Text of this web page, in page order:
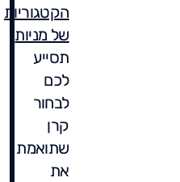
הקטגוריות
של מניות
תסייע
לכם
לבחור
קרן
שתואמת
את